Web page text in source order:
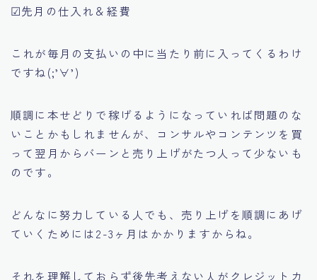
☑先月の仕入れ＆経費
これが毎月の支払いの中に当たり前に入ってくるわけ
ですね(;’∀’)
順調に本せどりで稼げるようになっていれば問題のな
いことかもしれませんが、コンサルやコンテンツを買
って翌月からバーンと売り上げがたつ人って少ないも
のです。
どんなに努力している人でも、売り上げを順調にあげ
ていくためには2-3ヶ月はかかりますからね。
それを理解しておらず後先考えない人がクレジットカ